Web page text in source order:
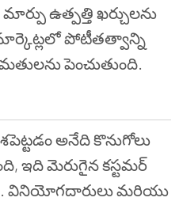
ఉత్పత్తి ఖర్చులను
పోటీతత్వాన్ని
పెంచుతుంది.
అనేది కొనుగోలు
ఇది మెరుగైన కస్టమర్
వినియోగదారులు మరియు